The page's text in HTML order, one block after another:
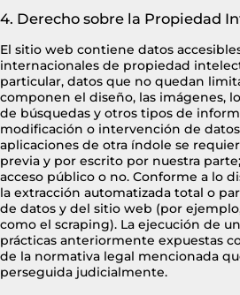
4. Derecho sobre la Propiedad
El sitio web contiene datos
internacionales de propiedad
particular, datos que no quedan
componen el diseño, las imágenes,
de búsquedas y otros tipos de
modificación o intervención de
aplicaciones de otra índole se
previa y por escrito por nuestra
acceso público o no. Conforme a lo
la extracción automatizada total o
de datos y del sitio web (por
como el scraping). La ejecución de
prácticas anteriormente expuestas
de la normativa legal mencionada
perseguida judicialmente.